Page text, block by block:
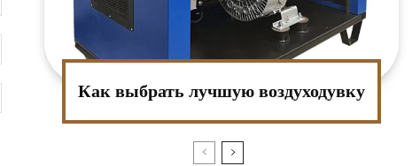
Электронная
почта:*
Сайт:
Как выбрать лучшую воздуходувку